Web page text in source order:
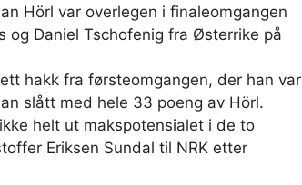
Hörl var overlegen i finaleomgangen
og Daniel Tschofenig fra Østerrike på
hakk fra førsteomgangen, der han var
slått med hele 33 poeng av Hörl.
helt ut makspotensialet i de to
Eriksen Sundal til NRK etter